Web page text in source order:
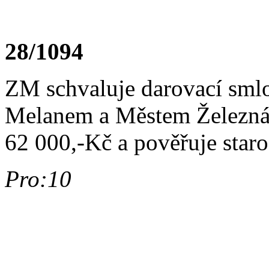
28/1094
ZM schvaluje darovací
Melanem a Městem
62 000,-Kč a pověřuje
Pro:10